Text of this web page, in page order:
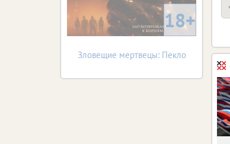
18+
Зловещие мертвецы: Пекло